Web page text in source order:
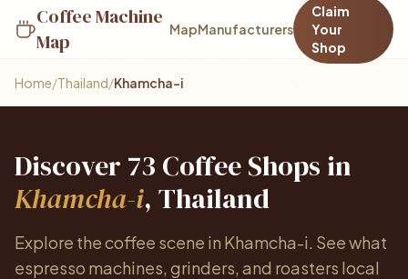
Coffee Machine
Map
MapManufacturers
Claim
Your
Shop
Home/Thailand/Khamcha-i
Discover 73 Coffee Shops in
Khamcha-i, Thailand
Explore the coffee scene in Khamcha-i. See what
espresso machines, grinders, and roasters local